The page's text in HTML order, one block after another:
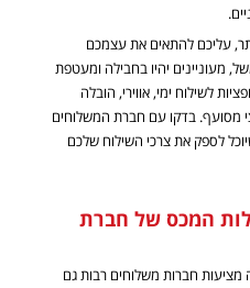
עליכם להתאים את עצמכם
מעוניינים יהיו בחבילה ומעטפת
לשילוח ימי, אווירי, הובלה
מסועף. בדקו עם חברת המשלוחים
לספק את צרכי השילוח שלכם
המכס של חברת
מציעות חברות משלוחים רבות גם